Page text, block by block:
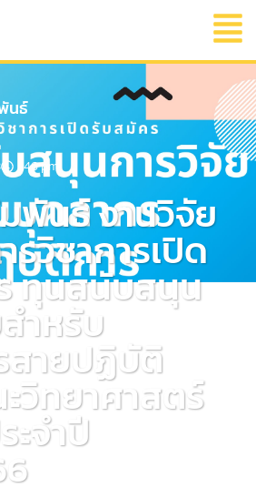
นธ์
1:46 pm
พันธ์ งานวิจัย
รวิชาการเปิด
ทุนสนับสนุน
ำหรับ
สายปฏิบัติ
วิทยาศาสตร์
ะจำปี